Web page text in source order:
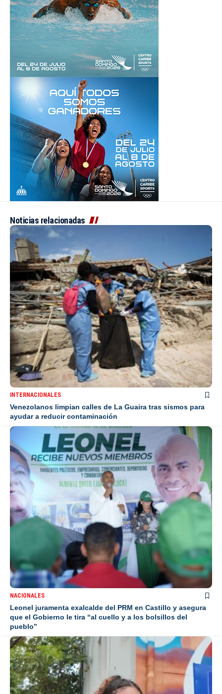
Noticias relacionadas
INTERNACIONALES
Venezolanos limpian calles de La Guaira tras sismos para
ayudar a reducir contaminación
NACIONALES
Leonel juramenta exalcalde del PRM en Castillo y asegura
que el Gobierno le tira “al cuello y a los bolsillos del
pueblo”